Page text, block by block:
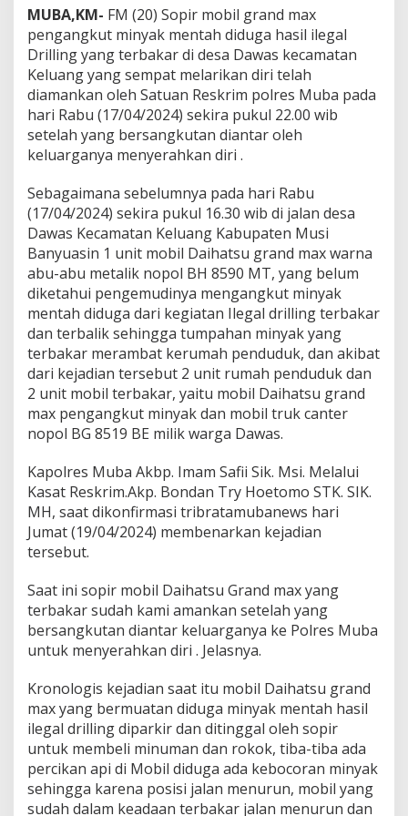
a
n
S
p
r
P
e
n
a
n
g
k
u
t
M
i
n
y
a
k
I
l
e
g
l
y
a
n
g
r
b
a
k
a
MUBA,KM- FM (20) Sopir mobil grand max
pengangkut minyak mentah diduga hasil ilegal
Drilling yang terbakar di desa Dawas kecamatan
Keluang yang sempat melarikan diri telah
diamankan oleh Satuan Reskrim polres Muba pada
hari Rabu (17/04/2024) sekira pukul 22.00 wib
setelah yang bersangkutan diantar oleh
keluarganya menyerahkan diri .
Sebagaimana sebelumnya pada hari Rabu
(17/04/2024) sekira pukul 16.30 wib di jalan desa
Dawas Kecamatan Keluang Kabupaten Musi
Banyuasin 1 unit mobil Daihatsu grand max warna
abu-abu metalik nopol BH 8590 MT, yang belum
diketahui pengemudinya mengangkut minyak
mentah diduga dari kegiatan Ilegal drilling terbakar
dan terbalik sehingga tumpahan minyak yang
terbakar merambat kerumah penduduk, dan akibat
dari kejadian tersebut 2 unit rumah penduduk dan
2 unit mobil terbakar, yaitu mobil Daihatsu grand
max pengangkut minyak dan mobil truk canter
nopol BG 8519 BE milik warga Dawas.
Kapolres Muba Akbp. Imam Safii Sik. Msi. Melalui
Kasat Reskrim.Akp. Bondan Try Hoetomo STK. SIK.
MH, saat dikonfirmasi tribratamubanews hari
Jumat (19/04/2024) membenarkan kejadian
tersebut.
Saat ini sopir mobil Daihatsu Grand max yang
terbakar sudah kami amankan setelah yang
bersangkutan diantar keluarganya ke Polres Muba
untuk menyerahkan diri . Jelasnya.
Kronologis kejadian saat itu mobil Daihatsu grand
max yang bermuatan diduga minyak mentah hasil
ilegal drilling diparkir dan ditinggal oleh sopir
untuk membeli minuman dan rokok, tiba-tiba ada
percikan api di Mobil diduga ada kebocoran minyak
sehingga karena posisi jalan menurun, mobil yang
sudah dalam keadaan terbakar jalan menurun dan